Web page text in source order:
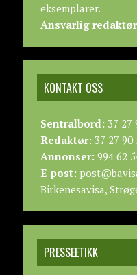
eksemplarer.
Ansvarlig redaktør
KONTAKT OSS
Sentralbord:37 27
Redaktør:37 27 90
Annonser:994 62
E-post:
Birkenesavisa,
PRESSEETIKK